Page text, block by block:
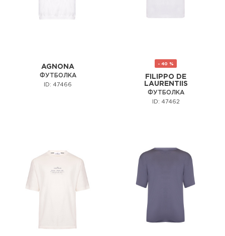
AGNONA
ФУТБОЛКА
ID: 47466
- 40 %
FILIPPO DE
LAURENTIIS
ФУТБОЛКА
ID: 47462